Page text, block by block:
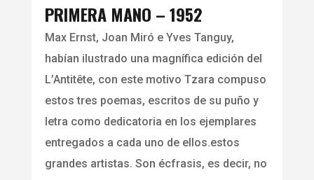
PRIMERA MANO – 1952
Max Ernst, Joan Miró e Yves Tanguy,
habían ilustrado una magnífica edición del
L’Antitête, con este motivo Tzara compuso
estos tres poemas, escritos de su puño y
letra como dedicatoria en los ejemplares
entregados a cada uno de ellos.estos
grandes artistas. Son écfrasis, es decir, no